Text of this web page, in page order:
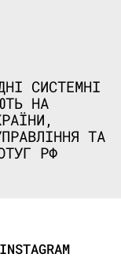
СИСТЕМНІ
НА
ТА
РФ
INSTAGRAM